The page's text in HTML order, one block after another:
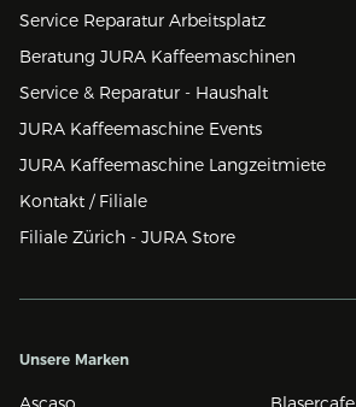
Service Reparatur Arbeitsplatz
Beratung JURA Kaffeemaschinen
Service & Reparatur - Haushalt
JURA Kaffeemaschine Events
JURA Kaffeemaschine Langzeitmiete
Kontakt / Filiale
Filiale Zürich - JURA Store
Unsere Marken